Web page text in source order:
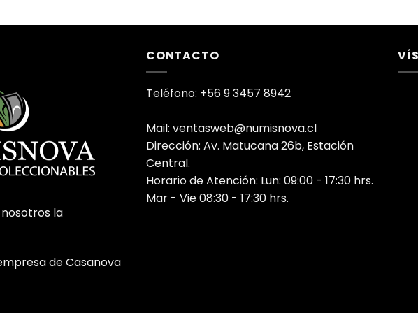
la
de Casanova
CONTACTO
Teléfono: +56 9 3457 8942
Mail: ventasweb@numisnova.cl
Dirección: Av. Matucana 26b, Estación
Central.
Horario de Atención: Lun: 09:00 - 17:30 hrs.
Mar - Vie 08:30 - 17:30 hrs.